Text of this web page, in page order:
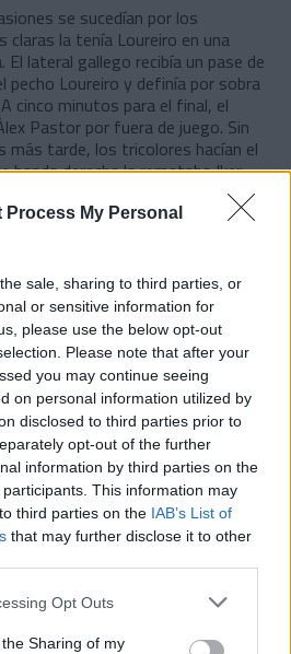
Process My Personal
sale, sharing to third parties, or
or sensitive information for
please use the below opt-out
Please note that after your
you may continue seeing
on personal information utilized by
disclosed to third parties prior to
opt-out of the further
information by third parties on the
participants. This information may
third parties on the IAB’s List of
that may further disclose it to other
Opt Outs
Sharing of my
se sucedían por los
claras la tenía Loureiro en una
lateral gallego recibía un pase de
pecho Loureiro y definía por sobra
cinco minutos para el final, el
Pastor por fuera de juego. Sin
tarde, los tricolores hacían el
banda derecha la remataba Iker
status/1305105
tricolor, Nacho Castro, después
watch?v=FJlbxqg-
Victor Casadesús, después
Moles.
watch?v=0RoGmVP-